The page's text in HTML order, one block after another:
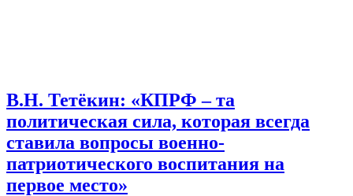
В.Н. Тетёкин: «КПРФ – та
политическая сила, которая всегда
ставила вопросы военно-
патриотического воспитания на
первое место»